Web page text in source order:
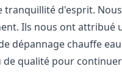
tranquillité d'esprit.
Ils nous ont attribué
dépannage chauffe
qualité pour